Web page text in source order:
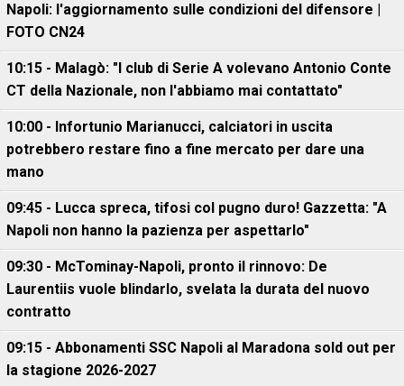
Napoli: l'aggiornamento sulle condizioni del difensore |
FOTO CN24
10:15 - Malagò: "I club di Serie A volevano Antonio Conte
CT della Nazionale, non l'abbiamo mai contattato"
10:00 - Infortunio Marianucci, calciatori in uscita
potrebbero restare fino a fine mercato per dare una
mano
09:45 - Lucca spreca, tifosi col pugno duro! Gazzetta: "A
Napoli non hanno la pazienza per aspettarlo"
09:30 - McTominay-Napoli, pronto il rinnovo: De
Laurentiis vuole blindarlo, svelata la durata del nuovo
contratto
09:15 - Abbonamenti SSC Napoli al Maradona sold out per
la stagione 2026-2027